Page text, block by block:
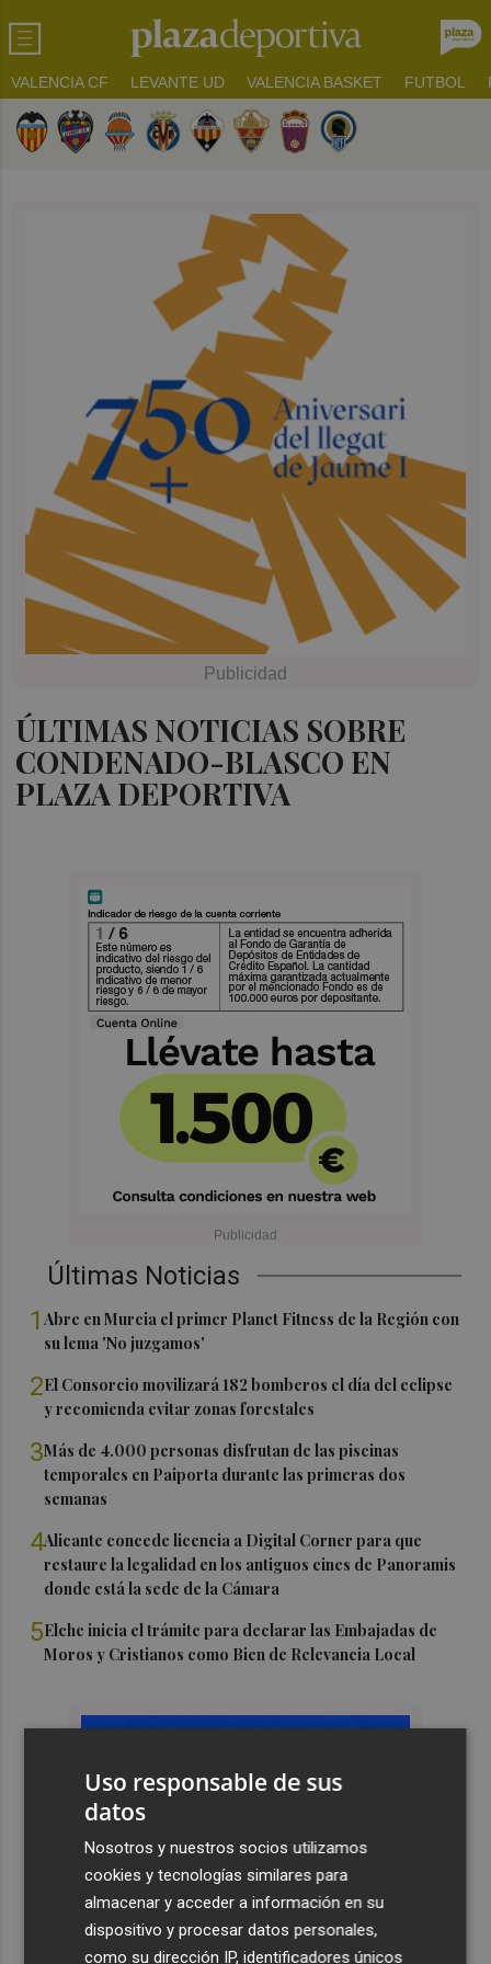
VALENCIA CF LEVANTE UD VALENCIA BASKET FUTBOL
ÚLTIMAS NOTICIAS SOBRE
CONDENADO-BLASCO EN
PLAZA DEPORTIVA
Últimas Noticias
1Abre en Murcia el primer Planet Fitness de la Región con
su lema 'No juzgamos'
2El Consorcio movilizará 182 bomberos el día del eclipse
y recomienda evitar zonas forestales
3Más de 4.000 personas disfrutan de las piscinas
temporales en Paiporta durante las primeras dos
semanas
4Alicante concede licencia a Digital Corner para que
restaure la legalidad en los antiguos cines de Panoramis
donde está la sede de la Cámara
5Elche inicia el trámite para declarar las Embajadas de
Moros y Cristianos como Bien de Relevancia Local
Uso responsable de sus
datos
Nosotros y nuestros socios utilizamos
cookies y tecnologías similares para
almacenar y acceder a información en su
dispositivo y procesar datos personales,
como su dirección IP, identificadores únicos